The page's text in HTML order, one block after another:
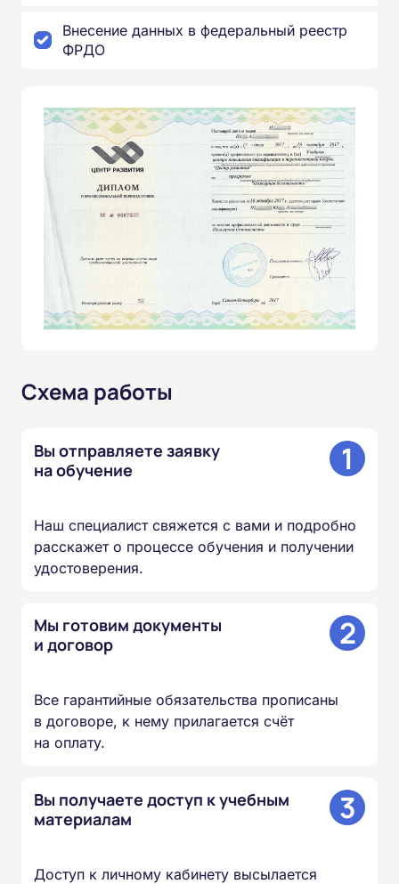
Внесение данных в федеральный реестр
ФРДО
Схема работы
Вы отправляете заявку
на обучение
1
Наш специалист свяжется с вами и подробно
расскажет о процессе обучения и получении
удостоверения.
Мы готовим документы
и договор
2
Все гарантийные обязательства прописаны
в договоре, к нему прилагается счёт
на оплату.
Вы получаете доступ к учебным
материалам
3
Доступ к личному кабинету высылается